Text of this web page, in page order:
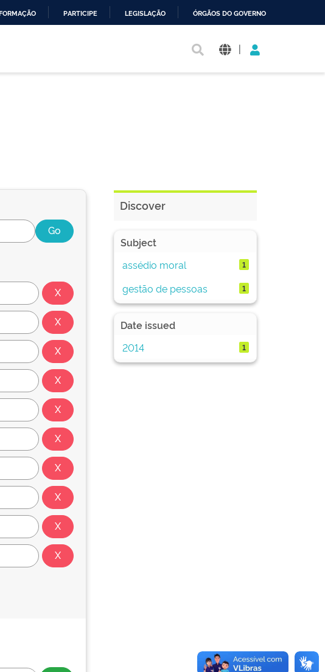
PARTICIPE LEGISLAÇÃO ÓRGÃOS DO GOVERNO
|
Discover
Subject
assédio moral
1
gestão de pessoas 1
Date issued
2014
1